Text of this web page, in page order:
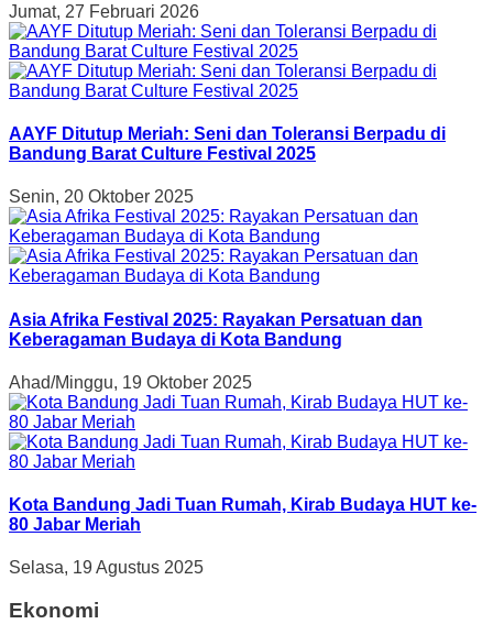
Jumat, 27 Februari 2026
AAYF Ditutup Meriah: Seni dan Toleransi Berpadu di
Bandung Barat Culture Festival 2025
Senin, 20 Oktober 2025
Asia Afrika Festival 2025: Rayakan Persatuan dan
Keberagaman Budaya di Kota Bandung
Ahad/Minggu, 19 Oktober 2025
Kota Bandung Jadi Tuan Rumah, Kirab Budaya HUT ke-
80 Jabar Meriah
Selasa, 19 Agustus 2025
Ekonomi